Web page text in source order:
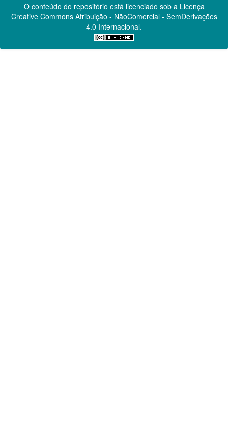
O conteúdo do repositório está licenciado sob a Licença
Creative CommonsAtribuição - NãoComercial - SemDerivações
4.0 Internacional.